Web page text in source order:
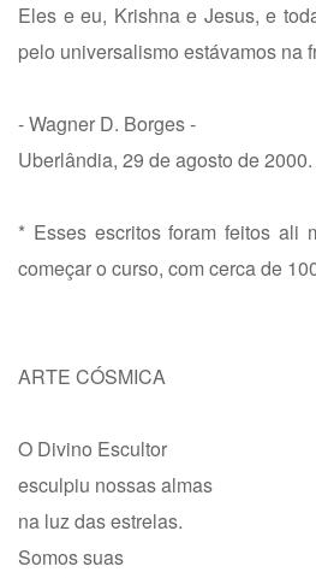
Eles e eu, Krishna e Jesus, e
pelo universalismo estávamos na
- Wagner D. Borges -
Uberlândia, 29 de agosto de 2000.
* Esses escritos foram feitos ali
começar o curso, com cerca de
ARTE CÓSMICA
O Divino Escultor
esculpiu nossas almas
na luz das estrelas.
Somos suas